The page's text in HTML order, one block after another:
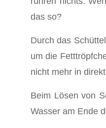
das so?
Durch das
um die
nicht mehr in
Beim Lösen von
Wasser am Ende